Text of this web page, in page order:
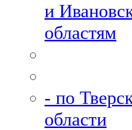
и
областям
- по
области